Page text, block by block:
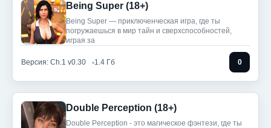
Being Super (18+)
Being Super — приключенческая игра, где ты
погружаешься в мир тайн и сверхспособностей,
играя за
Версия: Ch.1 v0.30 1.4 Гб 0
Double Perception (18+)
Double Perception - это магическое фэнтези, где ты